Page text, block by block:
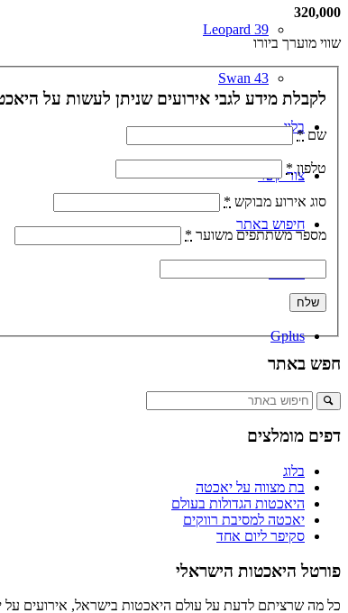
Leopard 39
Swan 43
בלוג
צור קשר
חיפוש באתר
Gplus
320,000
שווי מוערך ביורו
לקבלת מידע לגבי אירועים שניתן לעשות על
שם*
טלפון*
סוג אירוע מבוקש *
מספר משתתפים משוער *
חפש באתר
דפים מומלצים
בלוג
בת מצווה על יאכטה
היאכטות הגדולות בעולם
יאכטה למסיבת רווקים
סקיפר ליום אחד
פורטל היאכטות הישראלי
כל מה שרציתם לדעת על עולם היאכטות בישראל, אירועים על